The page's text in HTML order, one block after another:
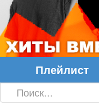
Плейлист